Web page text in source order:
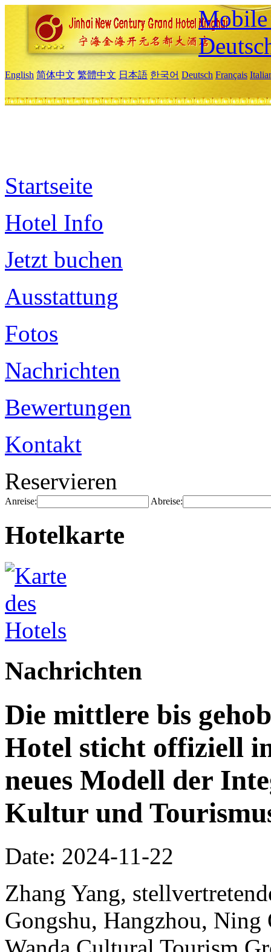
Mobile
English 简体中文 繁體中文 日本語 한국어 Deutsch Français
Startseite
Hotel Info
Jetzt buchen
Ausstattung
Fotos
Nachrichten
Bewertungen
Kontakt
Reservieren
Anreise: Abreise:
Hotelkarte
Nachrichten
Die mittlere bis
Hotel sticht offiziell
neues Modell der
Kultur und
Date: 2024-11-22
Zhang Yang,
Gongshu, Hangzhou,